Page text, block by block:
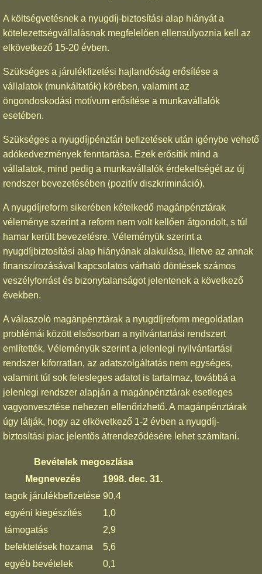
A költségvetésnek a nyugdíj-biztosítási alap hiányát a
kötelezettségvállalásnak megfelelően ellensúlyoznia kell az
elkövetkező 15-20 évben.
Szükséges a járulékfizetési hajlandóság erősítése a
vállalatok (munkáltatók) körében, valamint az
öngondoskodási motívum erősítése a munkavállalók
esetében.
Szükséges a nyugdíjpénztári befizetések után igénybe vehető
adókedvezmények fenntartása. Ezek erősítik mind a
vállalatok, mind pedig a munkavállalók érdekeltségét az új
rendszer bevezetésében (pozitív diszkrimináció).
A nyugdíjreform sikerében kételkedő magánpénztárak
véleménye szerint a reform nem volt kellően átgondolt, s túl
hamar került bevezetésre. Véleményük szerint a
nyugdíjbiztosítási alap hiányának alakulása, illetve az annak
finanszírozásával kapcsolatos várható döntések számos
veszélyforrást és bizonytalanságot jelentenek a következő
években.
A válaszoló magánpénztárak a nyugdíjreform megoldatlan
problémái között elsősorban a nyilvántartási rendszert
említették. Véleményük szerint a jelenlegi nyilvántartási
rendszer kiforratlan, az adatszolgáltatás nem egységes,
valamint túl sok felesleges adatot is tartalmaz, továbbá a
jelenlegi rendszer alapján a magánpénztárak esetleges
vagyonvesztése nehezen ellenőrizhető. A magánpénztárak
úgy látják, hogy az elkövetkező 1-2 évben a nyugdíj-
biztosítási piac jelentős átrendeződésére lehet számítani.
Bevételek megoszlása
Megnevezés
1998. dec. 31.
tagok járulékbefizetése 90,4
egyéni kiegészítés
1,0
támogatás
2,9
befektetések hozama
5,6
egyéb bevételek
0,1